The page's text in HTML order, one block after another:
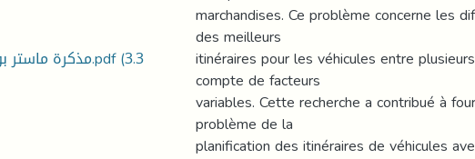
مذكرة ماستر بوزيدي حمزة جعيجع مزين.pdf(3.3
marchandises. Ce problème concerne les
des meilleurs
itinéraires pour les véhicules entre
compte de facteurs
variables. Cette recherche a contribué à
problème de la
planification des itinéraires de véhicules